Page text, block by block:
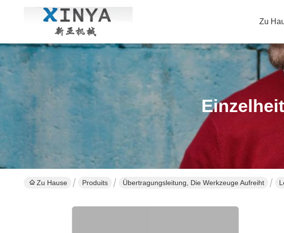
Zu
Zu Hause Produits Übertragungsleitung, Die Werkzeuge Aufreiht